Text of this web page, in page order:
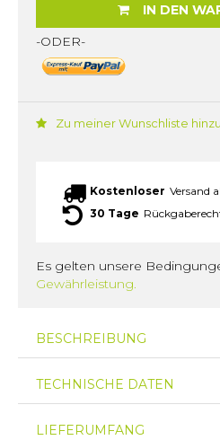
IN DEN
-ODER-
Zu meiner Wunschliste
Kostenloser Versand
30 Tage
Es gelten unsere
Gewährleistung.
BESCHREIBUNG
TECHNISCHE DATEN
LIEFERUMFANG